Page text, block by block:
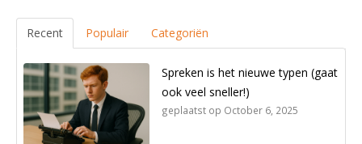
Recent Populair Categoriën
Spreken is het nieuwe typen (gaat
ook veel sneller!)
geplaatst op October 6, 2025